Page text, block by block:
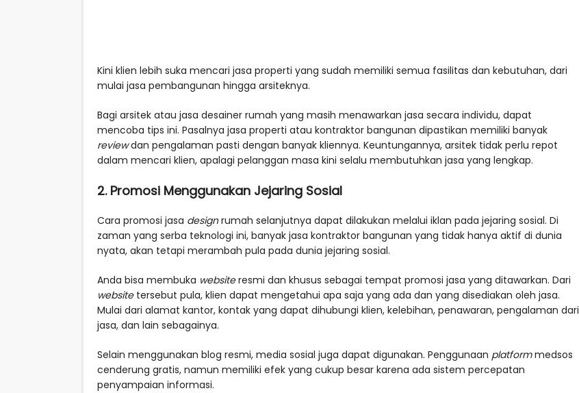
Kini klien lebih suka mencari jasa properti yang sudah memiliki semua fasilitas dan kebutuhan, dari
mulai jasa pembangunan hingga arsiteknya.
Bagi arsitek atau jasa desainer rumah yang masih menawarkan jasa secara individu, dapat
mencoba tips ini. Pasalnya jasa properti atau kontraktor bangunan dipastikan memiliki banyak
reviewdan pengalaman pasti dengan banyak kliennya. Keuntungannya, arsitek tidak perlu repot
dalam mencari klien, apalagi pelanggan masa kini selalu membutuhkan jasa yang lengkap.
2. Promosi Menggunakan Jejaring Sosial
Cara promosi jasa designrumah selanjutnya dapat dilakukan melalui iklan pada jejaring sosial. Di
zaman yang serba teknologi ini, banyak jasa kontraktor bangunan yang tidak hanya aktif di dunia
nyata, akan tetapi merambah pula pada dunia jejaring sosial.
Anda bisa membuka websiteresmi dan khusus sebagai tempat promosi jasa yang ditawarkan. Dari
websitetersebut pula, klien dapat mengetahui apa saja yang ada dan yang disediakan oleh jasa.
Mulai dari alamat kantor, kontak yang dapat dihubungi klien, kelebihan, penawaran, pengalaman dari
jasa, dan lain sebagainya.
Selain menggunakan blog resmi, media sosial juga dapat digunakan. Penggunaan platformmedsos
cenderung gratis, namun memiliki efek yang cukup besar karena ada sistem percepatan
penyampaian informasi.